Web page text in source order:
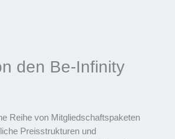
den Be-Infinity
Reihe von Mitgliedschaftspaketen
Preisstrukturen und